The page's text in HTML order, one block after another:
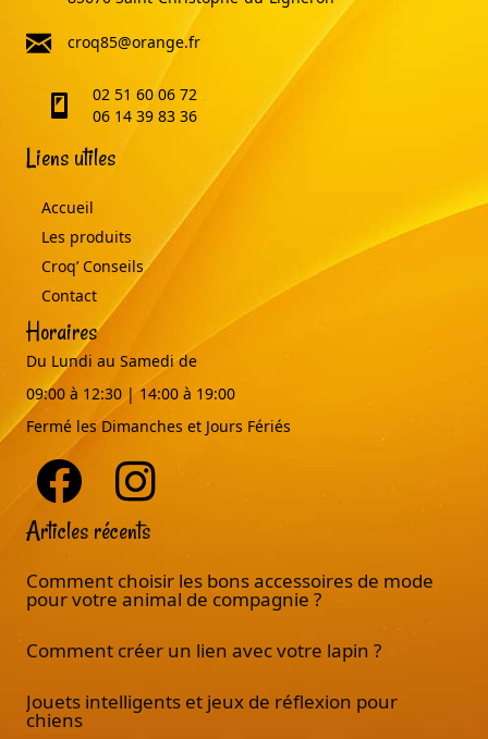
email
croq85@orange.fr
telephone02 51 60 06 72
06 14 39 83 36
Liens utiles
Accueil
Les produits
Croq’ Conseils
Contact
Horaires
Du Lundi au Samedi de
09:00 à 12:30 | 14:00 à 19:00
Fermé les Dimanches et Jours Fériés
Articles récents
Comment choisir les bons accessoires de mode
pour votre animal de compagnie ?
Comment créer un lien avec votre lapin ?
Jouets intelligents et jeux de réflexion pour
chiens